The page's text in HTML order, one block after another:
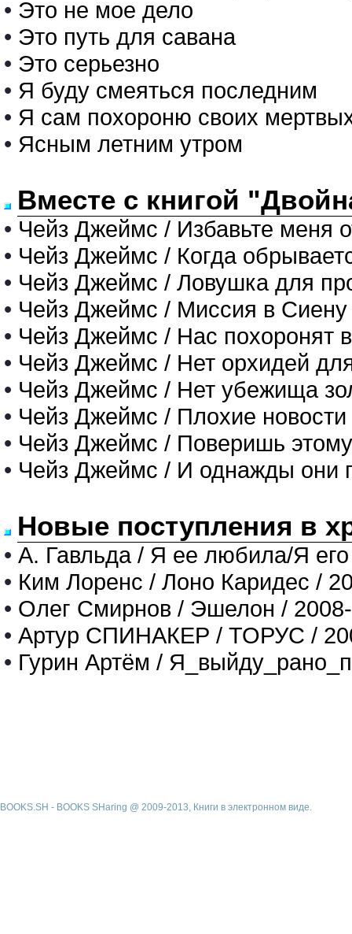
• Это не мое дело
• Это путь для савана
• Это серьезно
• Я буду смеяться последним
• Я сам похороню своих
• Ясным летним утром
Вместе с книгой
• Чейз Джеймс / Избавьте меня
• Чейз Джеймс / Когда
• Чейз Джеймс / Ловушка для
• Чейз Джеймс / Миссия в Сиену
• Чейз Джеймс / Нас похоронят
• Чейз Джеймс / Нет орхидей
• Чейз Джеймс / Нет убежища
• Чейз Джеймс / Плохие новости
• Чейз Джеймс / Поверишь
• Чейз Джеймс / И однажды они
Новые поступления в
• А. Гавльда / Я ее любила/Я
• Ким Лоренс / Лоно Каридес /
• Олег Смирнов / Эшелон /
• Артур СПИНАКЕР / ТОРУС /
• Гурин Артём /
BOOKS.SH - BOOKS SHaring @ 2009-2013, Книги в электронном виде.